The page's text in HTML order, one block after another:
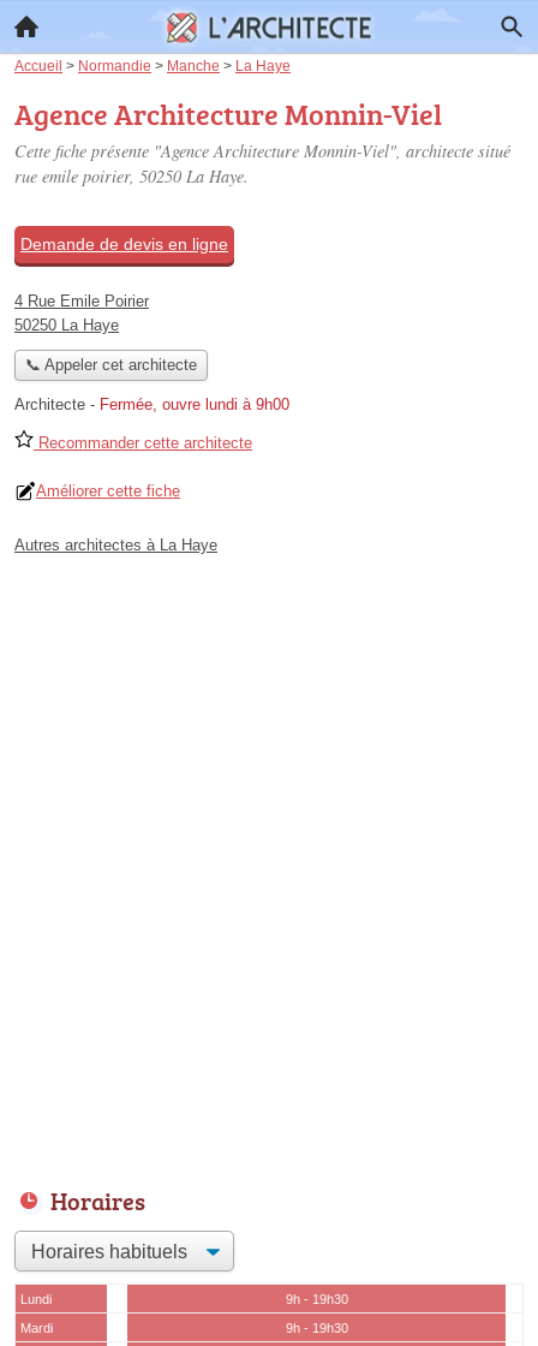
Accueil > Normandie > Manche > La Haye
Agence Architecture Monnin-Viel
Cette fiche présente "Agence Architecture Monnin-Viel", architecte situé
rue emile poirier, 50250 La Haye.
Demande de devis en ligne
4 Rue Emile Poirier
50250 La Haye
📞 Appeler cet architecte
Architecte - Fermée, ouvre lundi à 9h00
Recommander cette architecte
Améliorer cette fiche
Autres architectes à La Haye
Horaires
Lundi
9h - 19h30
Mardi
9h - 19h30